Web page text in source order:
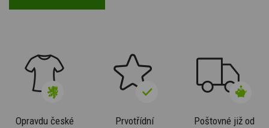
Opravdu české
Prvotřídní
Poštovné již od